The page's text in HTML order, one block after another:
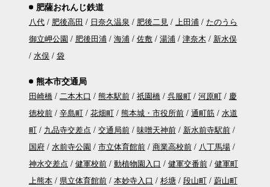
肥薩おれんじ鉄道
八代 肥後高田 日奈久温泉 肥後二見 上田浦
たのうら
御立岬公園
肥後田浦 海浦 佐敷 湯浦 津奈木
新水俣
水俣
袋
熊本市交通局
田崎橋 二本木口 熊本駅前 祇園橋 呉服町 河原町
慶
徳校前
辛島町 花畑町 熊本城・市役所前 通町筋
水道
町
九品寺交差点 交通局前 味噌天神前
新水前寺駅前
国府
水前寺公園 市立体育館前 商業高校前
八丁馬場
神水交差点
健軍校前 動植物園入口 健軍交番前
健軍町
上熊本
県立体育館前 本妙寺入口 杉塘 段山町
蔚山町